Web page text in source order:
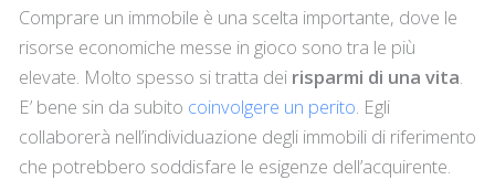
Comprare un immobile è una scelta importante, dove le
risorse economiche messe in gioco sono tra le più
elevate. Molto spesso si tratta dei risparmi di una vita
E’ bene sin da subito coinvolgere un perito . Egli
collaborerà nell’individuazione degli immobili di riferimento
che potrebbero soddisfare le esigenze dell’acquirente.